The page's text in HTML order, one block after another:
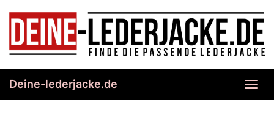
content
Deine-lederjacke.de